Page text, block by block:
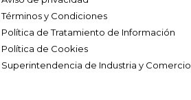
Términos y Condiciones
Política de Tratamiento de Información
Política de Cookies
Superintendencia de Industria y Comercio